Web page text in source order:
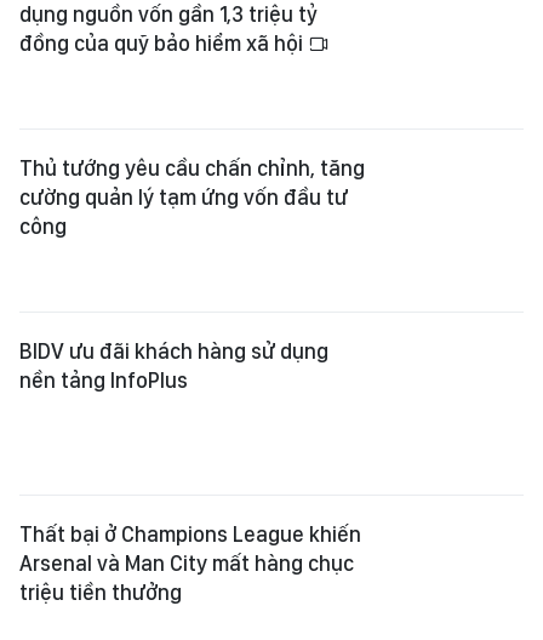
dụng nguồn vốn gần 1,3 triệu tỷ
đồng của quỹ bảo hiểm xã hội
Thủ tướng yêu cầu chấn chỉnh, tăng
cường quản lý tạm ứng vốn đầu tư
công
BIDV ưu đãi khách hàng sử dụng
nền tảng InfoPlus
Thất bại ở Champions League khiến
Arsenal và Man City mất hàng chục
triệu tiền thưởng